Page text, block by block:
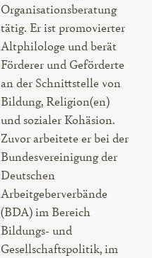
Organisationsberatung
tätig. Er ist promovierter
Altphilologe und berät
Förderer und Geförderte
an der Schnittstelle von
Bildung, Religion(en)
und sozialer Kohäsion.
Zuvor arbeitete er bei der
Bundesvereinigung der
Deutschen
Arbeitgeberverbände
(BDA) im Bereich
Bildungs- und
Gesellschaftspolitik, im